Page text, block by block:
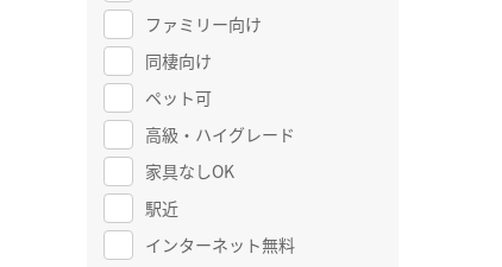
ファミリー向け
同棲向け
ペット可
高級・ハイグレード
家具なしOK
駅近
インターネット無料